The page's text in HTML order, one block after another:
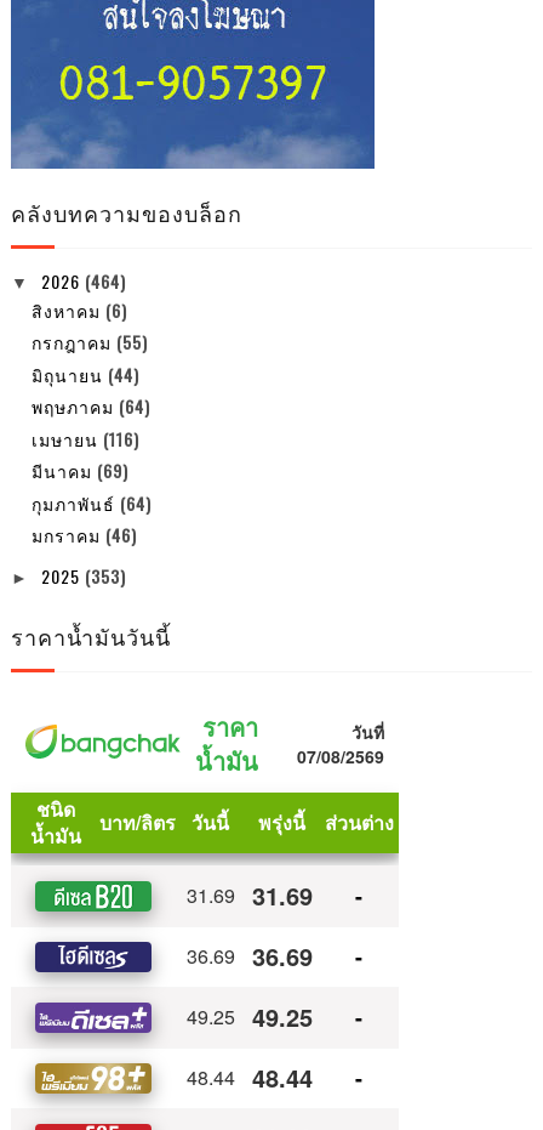
คลังบทความของบล็อก
▼ 2026 (464)
สิงหาคม (6)
กรกฎาคม (55)
มิถุนายน (44)
พฤษภาคม (64)
เมษายน (116)
มีนาคม (69)
กุมภาพันธ์ (64)
มกราคม (46)
► 2025 (353)
ราคาน้ำมันวันนี้